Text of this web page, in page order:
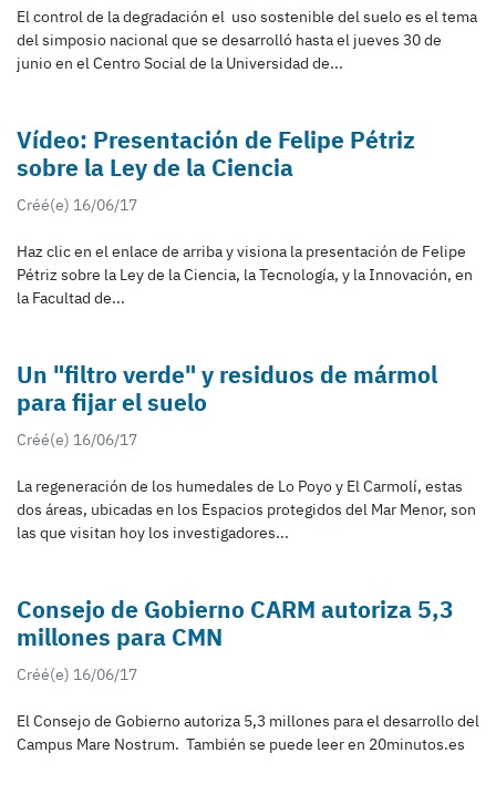
El control de la degradación el uso sostenible del suelo es el tema
del simposio nacional que se desarrolló hasta el jueves 30 de
junio en el Centro Social de la Universidad de...
Vídeo: Presentación de Felipe Pétriz
sobre la Ley de la Ciencia
Créé(e) 16/06/17
Haz clic en el enlace de arriba y visiona la presentación de Felipe
Pétriz sobre la Ley de la Ciencia, la Tecnología, y la Innovación, en
la Facultad de...
Un "filtro verde" y residuos de mármol
para fijar el suelo
Créé(e) 16/06/17
La regeneración de los humedales de Lo Poyo y El Carmolí, estas
dos áreas, ubicadas en los Espacios protegidos del Mar Menor, son
las que visitan hoy los investigadores...
Consejo de Gobierno CARM autoriza 5,3
millones para CMN
Créé(e) 16/06/17
El Consejo de Gobierno autoriza 5,3 millones para el desarrollo del
Campus Mare Nostrum. También se puede leer en 20minutos.es